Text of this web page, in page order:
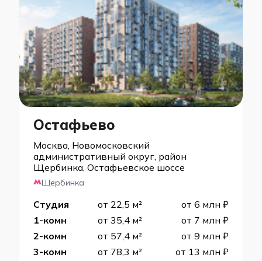
Остафьево
Москва, Новомосковский
административный округ, район
Щербинка, Остафьевское шоссе
Щербинка
Студия от 22,5 м²
от 6 млн ₽
1-комн
от 35,4 м²
от 7 млн ₽
2-комн
от 57,4 м²
от 9 млн ₽
3-комн
от 78,3 м² от 13 млн ₽